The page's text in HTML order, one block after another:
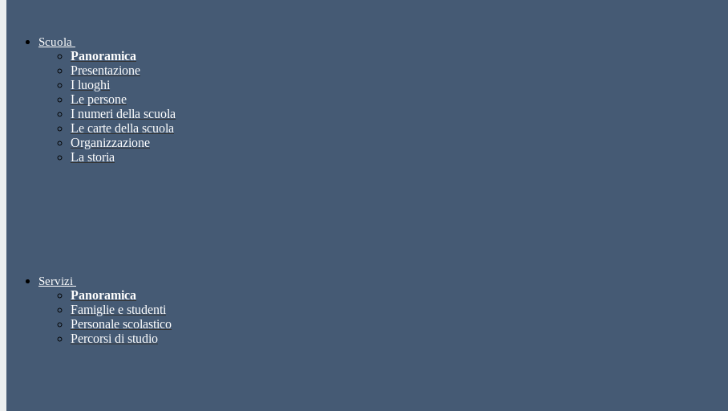
Scuola
Panoramica
Presentazione
I luoghi
Le persone
I numeri della scuola
Le carte della scuola
Organizzazione
La storia
Servizi
Panoramica
Famiglie e studenti
Personale scolastico
Percorsi di studio